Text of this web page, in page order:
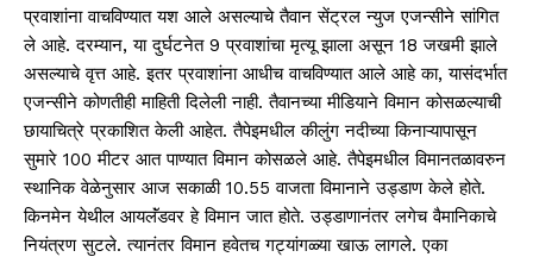
प्रवाशांना वाचविण्यात यश आले असल्याचे तैवान सेंट्रल न्युज एजन्सीने सांगित
ले आहे. दरम्यान, या दुर्घटनेत 9 प्रवाशांचा मृत्यू झाला असून 18 जखमी झाले
असल्याचे वृत्त आहे. इतर प्रवाशांना आधीच वाचविण्यात आले आहे का, यासंदर्भात
एजन्सीने कोणतीही माहिती दिलेली नाही. तैवानच्या मीडियाने विमान कोसळल्याची
छायाचित्रे प्रकाशित केली आहेत. तैपेइमधील कीलुंग नदीच्या किनाऱ्यापासून
सुमारे 100 मीटर आत पाण्यात विमान कोसळले आहे. तैपेइमधील विमानतळावरुन
स्थानिक वेळेनुसार आज सकाळी 10.55 वाजता विमानाने उड्डाण केले होते.
किनमेन येथील आयलॅंडवर हे विमान जात होते. उड्डाणानंतर लगेच वैमानिकाचे
नियंत्रण सुटले. त्यानंतर विमान हवेतच गट्यांगळ्या खाऊ लागले. एका